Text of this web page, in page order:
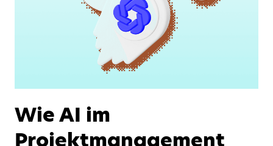
Wie AI im
Projektmanagement